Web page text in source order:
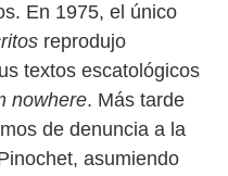
En 1975, el único
reprodujo
textos escatológicos
nowhere. Más tarde
de denuncia a la
asumiendo